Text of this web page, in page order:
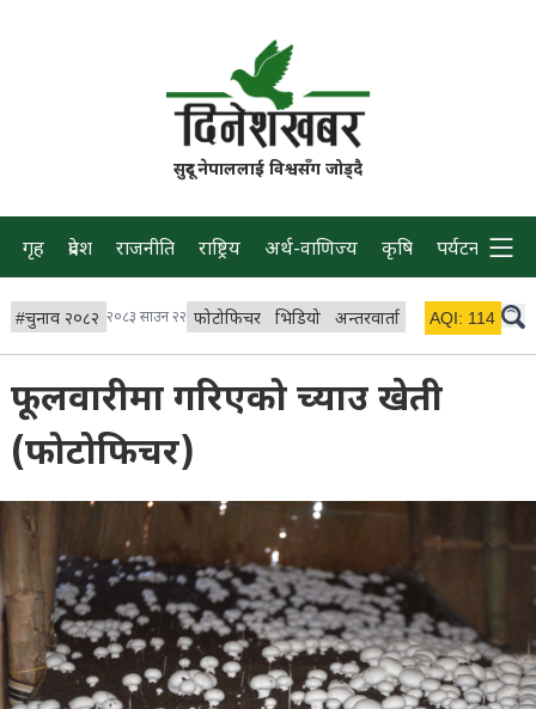
सुदूर नेपाललाई विश्वसँग जोड्दै
गृह प्रदेश राजनीति राष्ट्रिय अर्थ-वाणिज्य कृषि पर्यटन प्रवास
#चुनाव २०८२ २०८३ साउन २२ फोटोफिचर भिडियो अन्तरवार्ता विचार/ब्लग
AQI: 114
फूलवारीमा गरिएको च्याउ खेती
(फोटोफिचर)